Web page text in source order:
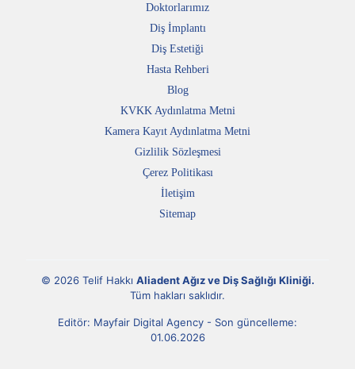
Doktorlarımız
Diş İmplantı
Diş Estetiği
Hasta Rehberi
Blog
KVKK Aydınlatma Metni
Kamera Kayıt Aydınlatma Metni
Gizlilik Sözleşmesi
Çerez Politikası
İletişim
Sitemap
© 2026 Telif Hakkı Aliadent Ağız ve Diş Sağlığı Kliniği.
Tüm hakları saklıdır.
Editör: Mayfair Digital Agency - Son güncelleme:
01.06.2026